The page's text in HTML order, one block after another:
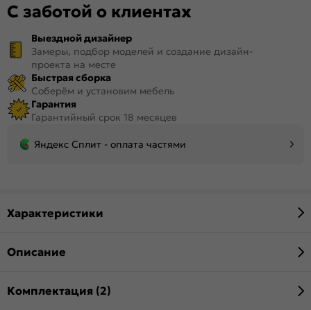
С заботой о клиентах
Выездной дизайнер
Замеры, подбор моделей и создание дизайн-
проекта на месте
Быстрая сборка
Соберём и установим мебель
Гарантия
Гарантийный срок 18 месяцев
Яндекс Сплит - оплата частями
Характеристики
Описание
Комплектация (2)